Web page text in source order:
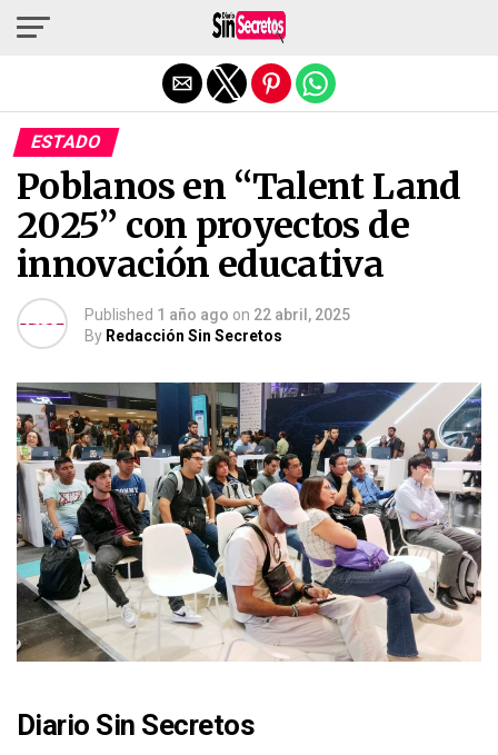
ESTADO
Poblanos en “Talent Land
2025” con proyectos de
innovación educativa
Published 1 año ago on 22 abril, 2025
By Redacción Sin Secretos
Diario Sin Secretos
Salir de la versión móvil